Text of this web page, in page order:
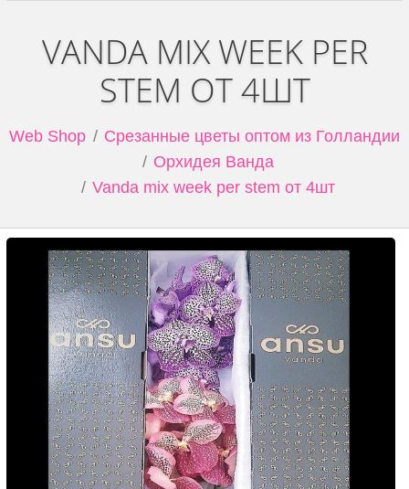
VANDA MIX WEEK PER
STEM ОТ 4ШТ
Web Shop
Срезанные цветы оптом из Голландии
Орхидея Ванда
Vanda mix week per stem от 4шт